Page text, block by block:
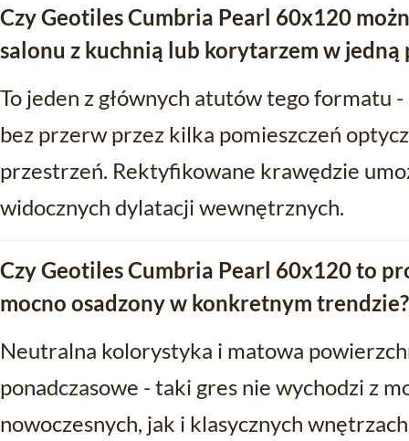
Czy Geotiles Cumbria Pearl 60x120
salonu z kuchnią lub korytarzem w jedną
To jeden z głównych atutów tego formatu
bez przerw przez kilka pomieszczeń
przestrzeń. Rektyfikowane krawędzie
widocznych dylatacji wewnętrznych.
Czy Geotiles Cumbria Pearl 60x120 to
mocno osadzony w konkretnym trendzie?
Neutralna kolorystyka i matowa
ponadczasowe - taki gres nie wychodzi z
nowoczesnych, jak i klasycznych